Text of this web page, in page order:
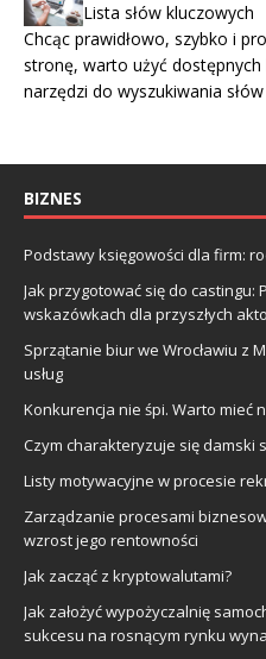
Lista słów kluczowych
Chcąc prawidłowo, szybko i
stronę, warto użyć dostępnych
narzędzi do wyszukiwania
BIZNES
Podstawy księgowości dla firm:
Jak przygotować się do castingu:
wskazówkach dla przyszłych
Sprzątanie biur we Wrocławiu z
usług
Konkurencja nie śpi. Warto mieć
Czym charakteryzuje się damski
Listy motywacyjne w procesie
Zarządzanie procesami
wzrost jego rentowności
Jak zacząć z kryptowalutami?
Jak założyć wypożyczalnię
sukcesu na rosnącym rynku